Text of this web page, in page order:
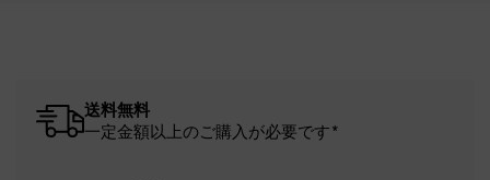
送料無料
一定金額以上のご購入が必要です*